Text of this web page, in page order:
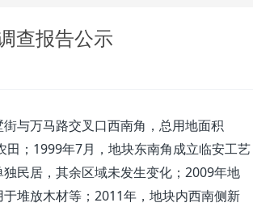
查报告公示
与万马路交叉口西南角，总用地面积
； 1999年7月，地块东南角成立临安工艺
民居，其余区域未发生变化； 2009年地
堆放木材等； 2011年，地块内西南侧新